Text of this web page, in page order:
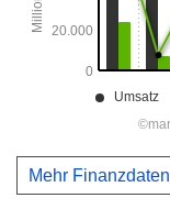
Mehr Finanzdaten